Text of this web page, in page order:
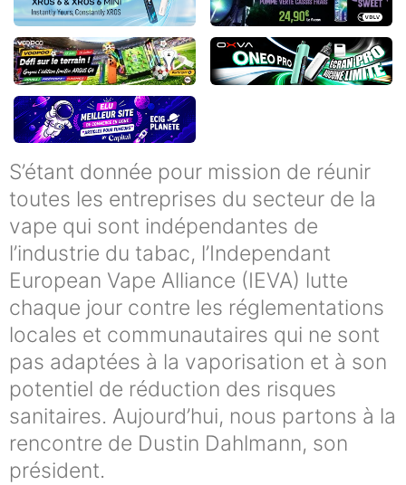
S’étant donnée pour mission de réunir
toutes les entreprises du secteur de la
vape qui sont indépendantes de
l’industrie du tabac, l’Independant
European Vape Alliance (IEVA) lutte
chaque jour contre les réglementations
locales et communautaires qui ne sont
pas adaptées à la vaporisation et à son
potentiel de réduction des risques
sanitaires. Aujourd’hui, nous partons à la
rencontre de Dustin Dahlmann, son
président.